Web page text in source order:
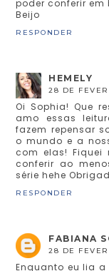
poder conferir em
Beijo
RESPONDER
HEMELY
28 DE
Oi Sophia! Que
amo essas
fazem repensar
o mundo e a
com elas!
conferir ao
série hehe
RESPONDER
FABIANA
28 DE
Enquanto eu lia